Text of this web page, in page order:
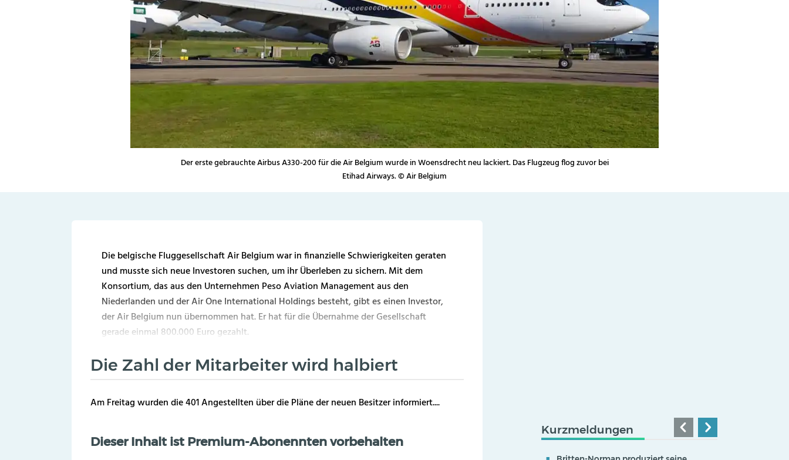
Der erste gebrauchte Airbus A330-200 für die Air Belgium wurde in Woensdrecht neu lackiert. Das Flugzeug flog zuvor bei
Etihad Airways. © Air Belgium
Die belgische Fluggesellschaft Air Belgium war in finanzielle Schwierigkeiten geraten
und musste sich neue Investoren suchen, um ihr Überleben zu sichern. Mit dem
Konsortium, das aus den Unternehmen Peso Aviation Management aus den
Niederlanden und der Air One International Holdings besteht, gibt es einen Investor,
der Air Belgium nun übernommen hat. Er hat für die Übernahme der Gesellschaft
gerade einmal 800.000 Euro gezahlt.
Die Zahl der Mitarbeiter wird halbiert
Am Freitag wurden die 401 Angestellten über die Pläne der neuen Besitzer informiert....
Dieser Inhalt ist Premium-Abonennten vorbehalten
Kurzmeldungen